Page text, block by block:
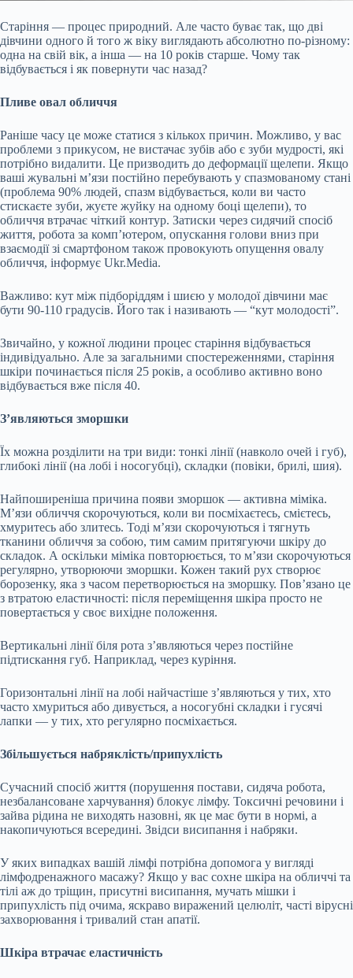
Старіння — процес природний. Але часто буває так, що дві
дівчини одного й того ж віку виглядають абсолютно по-різному:
одна на свій вік, а інша — на 10 років старше. Чому так
відбувається і як повернути час назад?
Пливе овал обличчя
Раніше часу це може статися з кількох причин. Можливо, у вас
проблеми з прикусом, не вистачає зубів або є зуби мудрості, які
потрібно видалити. Це призводить до деформації щелепи. Якщо
ваші жувальні м’язи постійно перебувають у спазмованому стані
(проблема 90% людей, спазм відбувається, коли ви часто
стискаєте зуби, жуєте жуйку на одному боці щелепи), то
обличчя втрачає чіткий контур. Затиски через сидячий спосіб
життя, робота за комп’ютером, опускання голови вниз при
взаємодії зі смартфоном також провокують опущення овалу
обличчя, інформує Ukr.Media.
Важливо: кут між підборіддям і шиєю у молодої дівчини має
бути 90-110 градусів. Його так і називають — “кут молодості”.
Звичайно, у кожної людини процес старіння відбувається
індивідуально. Але за загальними спостереженнями, старіння
шкіри починається після 25 років, а особливо активно воно
відбувається вже після 40.
З’являються зморшки
Їх можна розділити на три види: тонкі лінії (навколо очей і губ),
глибокі лінії (на лобі і носогубці), складки (повіки, брилі, шия).
Найпоширеніша причина появи зморшок — активна міміка.
М’язи обличчя скорочуються, коли ви посміхаєтесь, смієтесь,
хмуритесь або злитесь. Тоді м’язи скорочуються і тягнуть
тканини обличчя за собою, тим самим притягуючи шкіру до
складок. А оскільки міміка повторюється, то м’язи скорочуються
регулярно, утворюючи зморшки. Кожен такий рух створює
борозенку, яка з часом перетворюється на зморшку. Пов’язано це
з втратою еластичності: після переміщення шкіра просто не
повертається у своє вихідне положення.
Вертикальні лінії біля рота з’являються через постійне
підтискання губ. Наприклад, через куріння.
Горизонтальні лінії на лобі найчастіше з’являються у тих, хто
часто хмуриться або дивується, а носогубні складки і гусячі
лапки — у тих, хто регулярно посміхається.
Збільшується набряклість/припухлість
Сучасний спосіб життя (порушення постави, сидяча робота,
незбалансоване харчування) блокує лімфу. Токсичні речовини і
зайва рідина не виходять назовні, як це має бути в нормі, а
накопичуються всередині. Звідси висипання і набряки.
У яких випадках вашій лімфі потрібна допомога у вигляді
лімфодренажного масажу? Якщо у вас сохне шкіра на обличчі та
тілі аж до тріщин, присутні висипання, мучать мішки і
припухлість під очима, яскраво виражений целюліт, часті вірусні
захворювання і тривалий стан апатії.
Шкіра втрачає еластичність